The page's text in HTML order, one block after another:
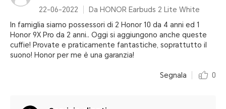
22-06-2022
Da HONOR Earbuds 2 Lite White
In famiglia siamo possessori di 2 Honor 10 da 4 anni ed 1
Honor 9X Pro da 2 anni.. Oggi si aggiungono anche queste
cuffie! Provate e praticamente fantastiche, soprattutto il
suono! Honor per me è una garanzia!
Segnala 0